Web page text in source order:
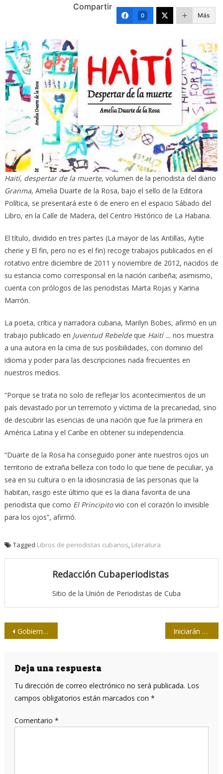
Compartir
0 Más
Haití, despertar de la muerte, volumen de la periodista del diario
Granma, Amelia Duarte de la Rosa, bajo el sello de la Editora
Política, se presentará este 6 de enero en el espacio Sábado del
Libro, en la Calle de Madera, del Centro Histórico de La Habana.
El título, dividido en tres partes (La mayor de las Antillas, Aytie
cherie y El fin, pero no es el fin) recoge trabajos publicados en el
rotativo entre diciembre de 2011 y noviembre de 2012, nacidos de
su estancia como corresponsal en la nación caribeña; asimismo,
cuenta con prólogos de las periodistas Marta Rojas y Karina
Marrón.
La poeta, crítica y narradora cubana, Marilyn Bobes, afirmó en un
trabajo publicado en Juventud Rebeldeque Haití … nos muestra
a una autora en la cima de sus posibilidades, con dominio del
idioma y poder para las descripciones nada frecuentes en
nuestros medios.
“Porque se trata no solo de reflejar los acontecimientos de un
país devastado por un terremoto y víctima de la precariedad, sino
de descubrir las esencias de una nación que fue la primera en
América Latina y el Caribe en obtener su independencia.
“Duarte de la Rosa ha conseguido poner ante nuestros ojos un
territorio de extraña belleza con todo lo que tiene de peculiar, ya
sea en su cultura o en la idiosincrasia de las personas que la
habitan, rasgo este último que es la diana favorita de una
periodista que como El Principitovio con el corazón lo invisible
para los ojos”, afirmó.
Tagged Libros de periodistas cubanos, Literatura
Redacción Cubaperiodistas
Sitio de la Unión de Periodistas de Cuba
Navegación
entradas
Gobierno francés presentará ley contra noticias falsas Iniciarán por Granma asambleas provinciales de la Upec
Deja una respuesta
Tu dirección de correo electrónico no será publicada. Los
campos obligatorios están marcados con *
Comentario *